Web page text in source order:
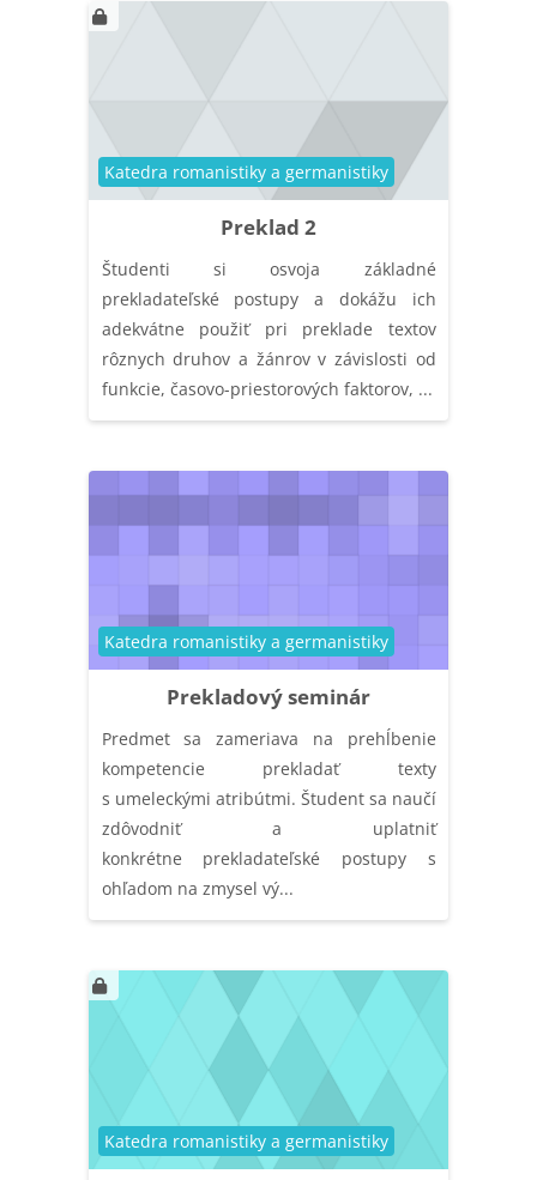
Preklad 2
Kategória kurzu
Katedra romanistiky a germanistiky
Študenti si osvoja základné
prekladateľské postupy a dokážu ich
adekvátne použiť pri preklade textov
rôznych druhov a žánrov v závislosti od
funkcie, časovo-priestorových faktorov, ...
Prekladový seminár
Kategória kurzu
Katedra romanistiky a germanistiky
Predmet sa zameriava na prehĺbenie
kompetencie prekladať texty
s umeleckými atribútmi. Študent sa naučí
zdôvodniť a uplatniť
konkrétne prekladateľské postupy s
ohľadom na zmysel vý...
Kategória kurzu
Katedra romanistiky a germanistiky